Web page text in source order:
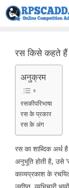
Skip
to
रस किसे कहते हैं
अनुक्रम
रसकीपरिभाषा
रस के प्रकार
रस के अंग
रस का शाब्दिक
अनुभूति होती है, उसे
काव्यप्रकाश के